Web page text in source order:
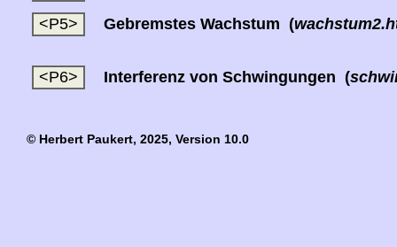
Gebremstes Wachstum (
Interferenz von Schwingungen (
© Herbert Paukert, 2025, Version 10.0